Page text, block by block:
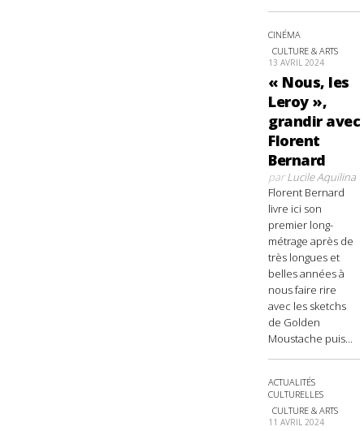
CINÉMA
CULTURE & ARTS
13 AVRIL 2024
« Nous, les
Leroy »,
grandir avec
Florent
Bernard
parLucile Aquilina
Florent Bernard
livre ici son
premier long-
métrage après de
très longues et
belles années à
nous faire rire
avec les sketchs
de Golden
Moustache puis...
ACTUALITÉS
CULTURELLES
CULTURE & ARTS
11 AVRIL 2024